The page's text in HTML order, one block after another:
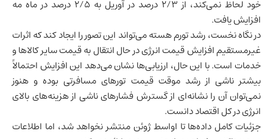
خود لحاظ نمی‌کند، از ۲/۳ درصد در آوریل به ۲/۵ درصد در ماه مه
افزایش یافت.
در نگاه نخست، رشد تورم هسته می‌تواند این تصور را ایجاد کند که اثرات
غیرمستقیم افزایش قیمت انرژی در حال انتقال به قیمت سایر کالاها و
خدمات است. با این حال، ارزیابی‌ها نشان می‌دهد این افزایش احتمالاً
بیشتر ناشی از رشد موقت قیمت تورهای مسافرتی بوده و هنوز
نمی‌توان آن را نشانه‌ای از گسترش فشارهای ناشی از هزینه‌های بالای
انرژی در کل اقتصاد دانست.
جزئیات کامل داده‌ها تا اواسط ژوئن منتشر نخواهد شد، اما اطلاعات